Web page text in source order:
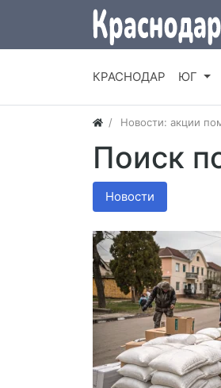
КРАСНОДАР ЮГ
Новости: акции
Поиск
Новости